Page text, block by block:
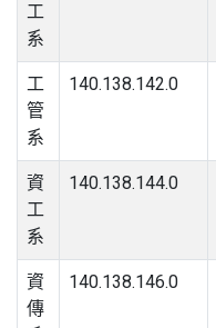
工
系
工
管
系
140.138.142.0
資
工
系
140.138.144.0
資
傳
140.138.146.0